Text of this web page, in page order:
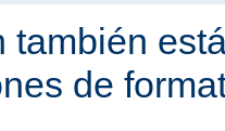
también
de